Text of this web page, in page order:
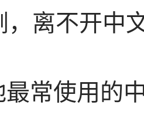
，离不开中
最常使用的